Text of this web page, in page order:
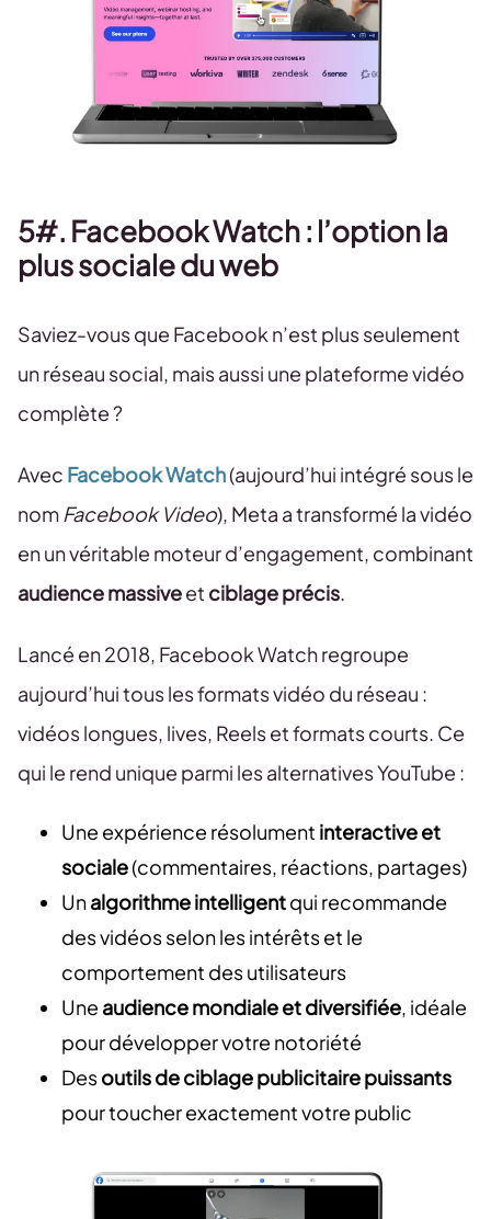
5#. Facebook Watch : l’option la
plus sociale du web
Saviez-vous que Facebook n’est plus seulement
un réseau social, mais aussi une plateforme vidéo
complète ?
Avec Facebook Watch(aujourd’hui intégré sous le
nom Facebook Video), Meta a transformé la vidéo
en un véritable moteur d’engagement, combinant
audience massiveet ciblage précis.
Lancé en 2018, Facebook Watch regroupe
aujourd’hui tous les formats vidéo du réseau :
vidéos longues, lives, Reels et formats courts. Ce
qui le rend unique parmi les alternatives YouTube :
Une expérience résolument interactive et
sociale(commentaires, réactions, partages)
Unalgorithme intelligentqui recommande
des vidéos selon les intérêts et le
comportement des utilisateurs
Une audience mondiale et diversifiée, idéale
pour développer votre notoriété
Desoutils de ciblage publicitaire puissants
pour toucher exactement votre public